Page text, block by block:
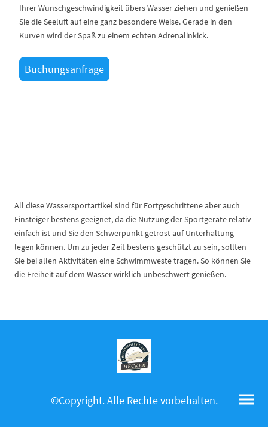
Ihrer Wunschgeschwindigkeit übers Wasser ziehen und genießen
Sie die Seeluft auf eine ganz besondere Weise. Gerade in den
Kurven wird der Spaß zu einem echten Adrenalinkick.
Buchungsanfrage
All diese Wassersportartikel sind für Fortgeschrittene aber auch
Einsteiger bestens geeignet, da die Nutzung der Sportgeräte relativ
einfach ist und Sie den Schwerpunkt getrost auf Unterhaltung
legen können. Um zu jeder Zeit bestens geschützt zu sein, sollten
Sie bei allen Aktivitäten eine Schwimmweste tragen. So können Sie
die Freiheit auf dem Wasser wirklich unbeschwert genießen.
©Copyright. Alle Rechte vorbehalten.